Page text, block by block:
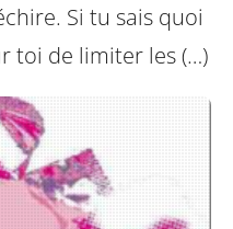
Si tu sais quoi
toi de limiter les (…)